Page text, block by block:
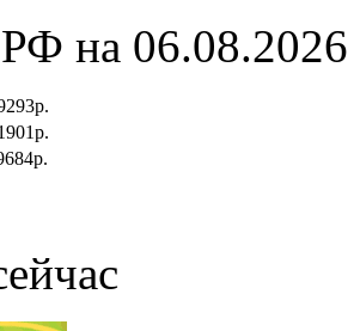
на 06.08.2026